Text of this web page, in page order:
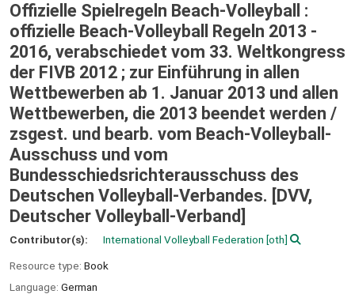
Offizielle Spielregeln Beach-Volleyball :
offizielle Beach-Volleyball Regeln 2013 -
2016, verabschiedet vom 33. Weltkongress
der FIVB 2012 ; zur Einführung in allen
Wettbewerben ab 1. Januar 2013 und allen
Wettbewerben, die 2013 beendet werden /
zsgest. und bearb. vom Beach-Volleyball-
Ausschuss und vom
Bundesschiedsrichterausschuss des
Deutschen Volleyball-Verbandes. [DVV,
Deutscher Volleyball-Verband]
Contributor(s): International Volleyball Federation [oth]
Resource type: Book
Language: German